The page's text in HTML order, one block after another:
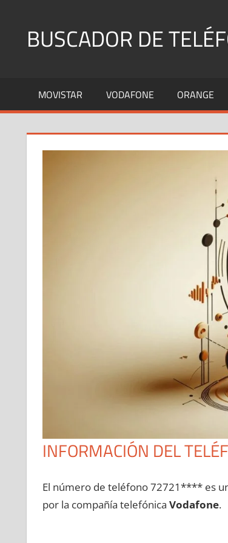
contenidoBUSCADOR DE
Fijos
y
MOVISTAR VODAFONE ORANGE
INFORMACIÓN DEL
El número dе teléfono 72721**** es
pοr la compañía telefónica Vodafone.